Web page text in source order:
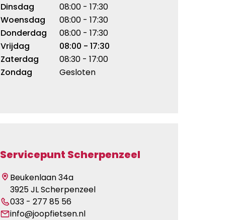
Dinsdag
08:00 - 17:30
Woensdag
08:00 - 17:30
Donderdag
08:00 - 17:30
Vrijdag
08:00 - 17:30
Zaterdag
08:30 - 17:00
Zondag
Gesloten
Servicepunt Scherpenzeel
Beukenlaan 34a
3925 JL Scherpenzeel
033 - 277 85 56
info@joopfietsen.nl